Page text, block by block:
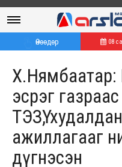
Өнөөдөр 08
эсрэг
ТЭЗҮ,
ажиллагааг
дүгнэсэн